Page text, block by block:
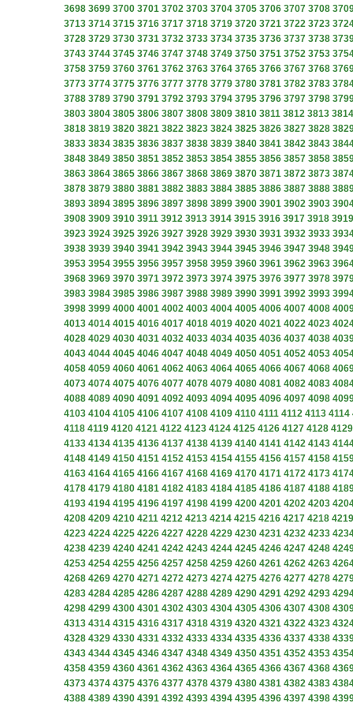
3698 3699 3700 3701 3702 3703 3704 3705 3706 3707 3708
3713 3714 3715 3716 3717 3718 3719 3720 3721 3722 3723
3728 3729 3730 3731 3732 3733 3734 3735 3736 3737 3738
3743 3744 3745 3746 3747 3748 3749 3750 3751 3752 3753
3758 3759 3760 3761 3762 3763 3764 3765 3766 3767 3768
3773 3774 3775 3776 3777 3778 3779 3780 3781 3782 3783
3788 3789 3790 3791 3792 3793 3794 3795 3796 3797 3798
3803 3804 3805 3806 3807 3808 3809 3810 3811 3812 3813 3814
3818 3819 3820 3821 3822 3823 3824 3825 3826 3827 3828
3833 3834 3835 3836 3837 3838 3839 3840 3841 3842 3843
3848 3849 3850 3851 3852 3853 3854 3855 3856 3857 3858
3863 3864 3865 3866 3867 3868 3869 3870 3871 3872 3873
3878 3879 3880 3881 3882 3883 3884 3885 3886 3887 3888
3893 3894 3895 3896 3897 3898 3899 3900 3901 3902 3903
3908 3909 3910 3911 3912 3913 3914 3915 3916 3917 3918 3919
3923 3924 3925 3926 3927 3928 3929 3930 3931 3932 3933
3938 3939 3940 3941 3942 3943 3944 3945 3946 3947 3948
3953 3954 3955 3956 3957 3958 3959 3960 3961 3962 3963
3968 3969 3970 3971 3972 3973 3974 3975 3976 3977 3978
3983 3984 3985 3986 3987 3988 3989 3990 3991 3992 3993
3998 3999 4000 4001 4002 4003 4004 4005 4006 4007 4008
4013 4014 4015 4016 4017 4018 4019 4020 4021 4022 4023
4028 4029 4030 4031 4032 4033 4034 4035 4036 4037 4038
4043 4044 4045 4046 4047 4048 4049 4050 4051 4052 4053
4058 4059 4060 4061 4062 4063 4064 4065 4066 4067 4068
4073 4074 4075 4076 4077 4078 4079 4080 4081 4082 4083
4088 4089 4090 4091 4092 4093 4094 4095 4096 4097 4098
4103 4104 4105 4106 4107 4108 4109 4110 4111 4112 4113 4114
4118 4119 4120 4121 4122 4123 4124 4125 4126 4127 4128 4129
4133 4134 4135 4136 4137 4138 4139 4140 4141 4142 4143
4148 4149 4150 4151 4152 4153 4154 4155 4156 4157 4158
4163 4164 4165 4166 4167 4168 4169 4170 4171 4172 4173
4178 4179 4180 4181 4182 4183 4184 4185 4186 4187 4188
4193 4194 4195 4196 4197 4198 4199 4200 4201 4202 4203
4208 4209 4210 4211 4212 4213 4214 4215 4216 4217 4218 4219
4223 4224 4225 4226 4227 4228 4229 4230 4231 4232 4233
4238 4239 4240 4241 4242 4243 4244 4245 4246 4247 4248
4253 4254 4255 4256 4257 4258 4259 4260 4261 4262 4263
4268 4269 4270 4271 4272 4273 4274 4275 4276 4277 4278
4283 4284 4285 4286 4287 4288 4289 4290 4291 4292 4293
4298 4299 4300 4301 4302 4303 4304 4305 4306 4307 4308
4313 4314 4315 4316 4317 4318 4319 4320 4321 4322 4323
4328 4329 4330 4331 4332 4333 4334 4335 4336 4337 4338
4343 4344 4345 4346 4347 4348 4349 4350 4351 4352 4353
4358 4359 4360 4361 4362 4363 4364 4365 4366 4367 4368
4373 4374 4375 4376 4377 4378 4379 4380 4381 4382 4383
4388 4389 4390 4391 4392 4393 4394 4395 4396 4397 4398